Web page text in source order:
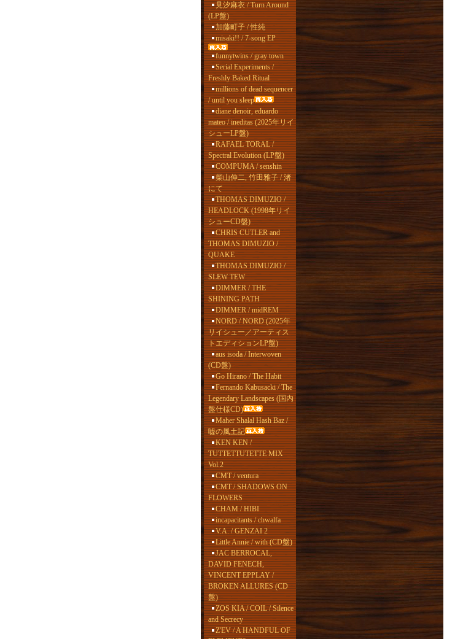
見汐麻衣 / Turn Around
(LP盤)
加藤町子 / 性純
misaki!! / 7-song EP
funnytwins / gray town
Serial Experiments /
Freshly Baked Ritual
millions of dead sequencer
/ until you sleep
diane denoir, eduardo
mateo / ineditas (2025年リイ
シューLP盤)
RAFAEL TORAL /
Spectral Evolution (LP盤)
COMPUMA / senshin
柴山伸二, 竹田雅子 / 渚
にて
THOMAS DIMUZIO /
HEADLOCK (1998年リイ
シューCD盤)
CHRIS CUTLER and
THOMAS DIMUZIO /
QUAKE
THOMAS DIMUZIO /
SLEW TEW
DIMMER / THE
SHINING PATH
DIMMER / midREM
NORD / NORD (2025年
リイシュー／アーティス
トエディションLP盤)
aus isoda / Interwoven
(CD盤)
Go Hirano / The Habit
Fernando Kabusacki / The
Legendary Landscapes (国内
盤仕様CD)
Maher Shalal Hash Baz /
嘘の風土記
KEN KEN /
TUTTETTUTETTE MIX
Vol.2
CMT / ventura
CMT / SHADOWS ON
FLOWERS
CHAM / HIBI
incapacitants / chwalfa
V.A. / GENZAI 2
Little Annie / with (CD盤)
JAC BERROCAL,
DAVID FENECH,
VINCENT EPPLAY /
BROKEN ALLURES (CD
盤)
ZOS KIA / COIL / Silence
and Secrecy
Z'EV / A HANDFUL OF